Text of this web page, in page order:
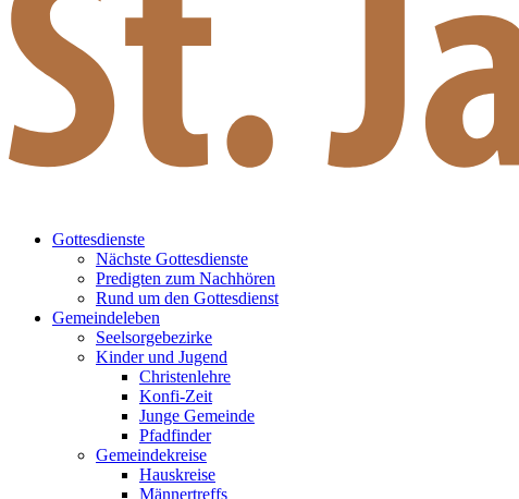
Gottesdienste
Nächste Gottesdienste
Predigten zum Nachhören
Rund um den Gottesdienst
Gemeindeleben
Seelsorgebezirke
Kinder und Jugend
Christenlehre
Konfi-Zeit
Junge Gemeinde
Pfadfinder
Gemeindekreise
Hauskreise
Männertreffs